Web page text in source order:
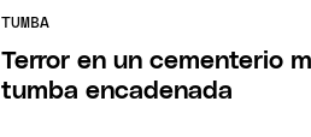
TUMBA
Terror en un cementerio
tumba encadenada